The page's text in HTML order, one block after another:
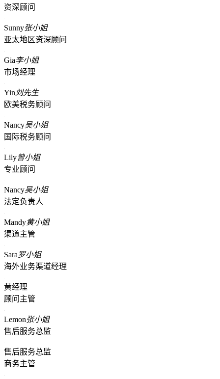
资深顾问
Sunny张小姐
亚太地区资深顾问
Gia李小姐
市场经理
Yin 刘先生
欧美税务顾问
Nancy吴小姐
国际税务顾问
Lily曾小姐
专业顾问
Nancy吴小姐
法定负责人
Mandy黄小姐
渠道主管
Sara罗小姐
海外业务渠道经理
黄经理
顾问主管
Lemon张小姐
售后服务总监
售后服务总监
商务主管